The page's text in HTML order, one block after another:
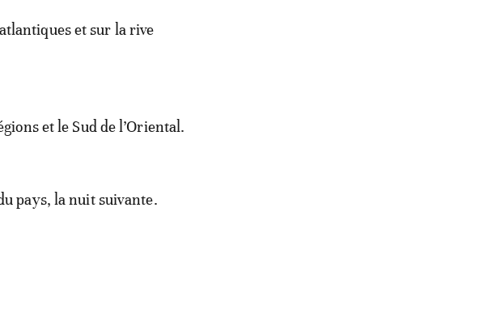
et sur la rive
et le Sud de l’Oriental.
pays, la nuit suivante.